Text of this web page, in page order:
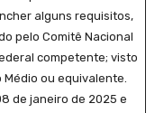
alguns requisitos,
pelo Comitê Nacional
competente; visto
ou equivalente.
de janeiro de 2025 e